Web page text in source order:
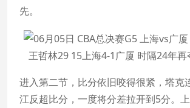
先。
王哲林29 15上海4-1广厦 时隔24年再
进入第二节，比分依旧咬得很紧，塔克
江反超比分，一度将分差拉开到5分。